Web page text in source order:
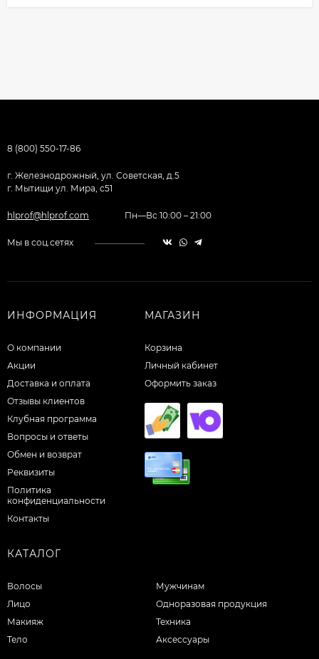
8 (800) 550-17-86
г. Железнодрожный, ул. Советская, д.5
г. Мытищи ул. Мира, с51
hlprof@hlprof.com Пн—Вс 10:00 – 21:00
Мы в соц.сетях
ИНФОРМАЦИЯ
О компании
Акции
Доставка и оплата
Отзывы клиентов
Клубная программа
Вопросы и ответы
Обмен и возврат
Реквизиты
Политика
конфиденциальности
Контакты
МАГАЗИН
Корзина
Личный кабинет
Оформить заказ
КАТАЛОГ
Волосы
Лицо
Макияж
Тело
Мужчинам
Одноразовая продукция
Техника
Аксессуары